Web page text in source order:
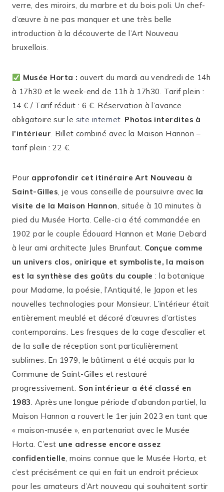
verre, des miroirs, du marbre et du bois poli. Un chef-
d’œuvre à ne pas manquer et une très belle
introduction à la découverte de l’Art Nouveau
bruxellois.
Musée Horta : ouvert du mardi au vendredi de 14h
à 17h30 et le week-end de 11h à 17h30. Tarif plein :
14 € / Tarif réduit : 6 €. Réservation à l’avance
obligatoire sur le site internet. Photos interdites à
l’intérieur. Billet combiné avec la Maison Hannon –
tarif plein : 22 €.
Pour approfondir cet itinéraire Art Nouveau à
Saint-Gilles, je vous conseille de poursuivre avec la
visite de la Maison Hannon, située à 10 minutes à
pied du Musée Horta. Celle-ci a été commandée en
1902 par le couple Édouard Hannon et Marie Debard
à leur ami architecte Jules Brunfaut. Conçue comme
un univers clos, onirique et symboliste, la maison
est la synthèse des goûts du couple : la botanique
pour Madame, la poésie, l’Antiquité, le Japon et les
nouvelles technologies pour Monsieur. L’intérieur était
entièrement meublé et décoré d’œuvres d’artistes
contemporains. Les fresques de la cage d’escalier et
de la salle de réception sont particulièrement
sublimes. En 1979, le bâtiment a été acquis par la
Commune de Saint-Gilles et restauré
progressivement. Son intérieur a été classé en
1983. Après une longue période d’abandon partiel, la
Maison Hannon a rouvert le 1er juin 2023 en tant que
« maison-musée », en partenariat avec le Musée
Horta. C’est une adresse encore assez
confidentielle, moins connue que le Musée Horta, et
c’est précisément ce qui en fait un endroit précieux
pour les amateurs d’Art nouveau qui souhaitent sortir